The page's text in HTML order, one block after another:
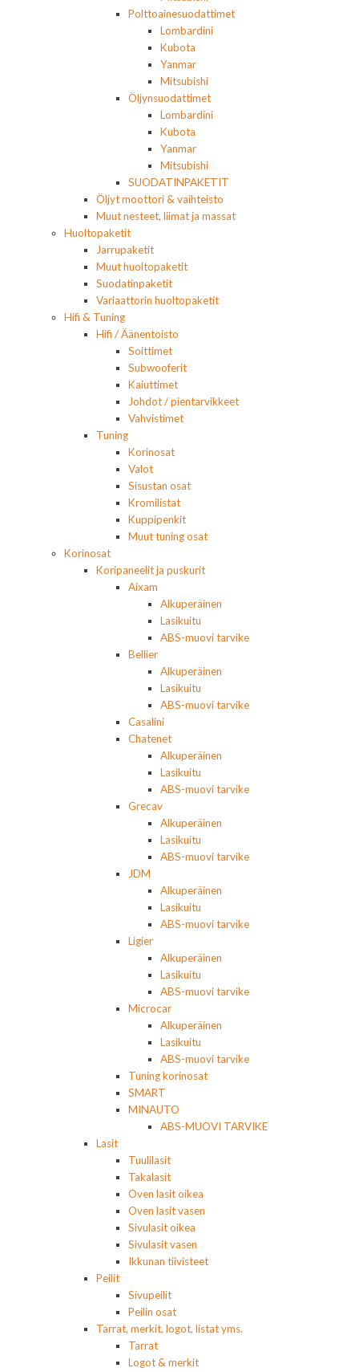
Polttoainesuodattimet
Lombardini
Kubota
Yanmar
Mitsubishi
Öljynsuodattimet
Lombardini
Kubota
Yanmar
Mitsubishi
SUODATINPAKETIT
Öljyt moottori & vaihteisto
Muut nesteet, liimat ja massat
Huoltopaketit
Jarrupaketit
Muut huoltopaketit
Suodatinpaketit
Variaattorin huoltopaketit
Hifi & Tuning
Hifi / Äänentoisto
Soittimet
Subwooferit
Kaiuttimet
Johdot / pientarvikkeet
Vahvistimet
Tuning
Korinosat
Valot
Sisustan osat
Kromilistat
Kuppipenkit
Muut tuning osat
Korinosat
Koripaneelit ja puskurit
Aixam
Alkuperäinen
Lasikuitu
ABS-muovi tarvike
Bellier
Alkuperäinen
Lasikuitu
ABS-muovi tarvike
Casalini
Chatenet
Alkuperäinen
Lasikuitu
ABS-muovi tarvike
Grecav
Alkuperäinen
Lasikuitu
ABS-muovi tarvike
JDM
Alkuperäinen
Lasikuitu
ABS-muovi tarvike
Ligier
Alkuperäinen
Lasikuitu
ABS-muovi tarvike
Microcar
Alkuperäinen
Lasikuitu
ABS-muovi tarvike
Tuning korinosat
SMART
MINAUTO
ABS-MUOVI TARVIKE
Lasit
Tuulilasit
Takalasit
Oven lasit oikea
Oven lasit vasen
Sivulasit oikea
Sivulasit vasen
Ikkunan tiivisteet
Peilit
Sivupeilit
Peilin osat
Tarrat, merkit, logot, listat yms.
Tarrat
Logot & merkit